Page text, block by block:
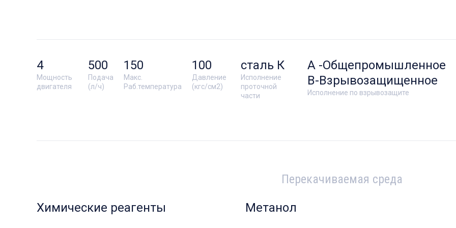
Мощность
двигателя
4
Подача
(л/ч)
500
Макс.
Раб.температура
150
Давление
(кгс/см2)
100
Исполнение
проточной
части
сталь К
Исполнение по взрывозащите
А -Общепромышленное
В-Взрывозащищенное
Перекачиваемая среда
Химические реагенты
Метанол